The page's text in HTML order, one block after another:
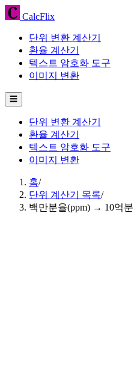
CalcFlix
단위 변환 계산기
환율 계산기
텍스트 암호화 도구
이미지 변환
☰
단위 변환 계산기
환율 계산기
텍스트 암호화 도구
이미지 변환
홈/
단위 계산기 목록/
백만분율(ppm) → 10억